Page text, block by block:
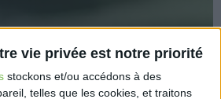
vie privée est notre priorité
stockons et/ou accédons à des
telles que les cookies, et traitons